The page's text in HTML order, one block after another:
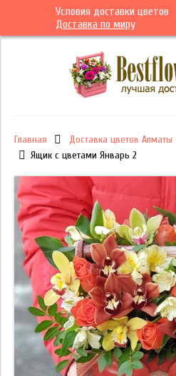
Условия доставки цветов
Доставка по миру
Главная Доставка цветов Алматы
Ящик с цветами Январь 2